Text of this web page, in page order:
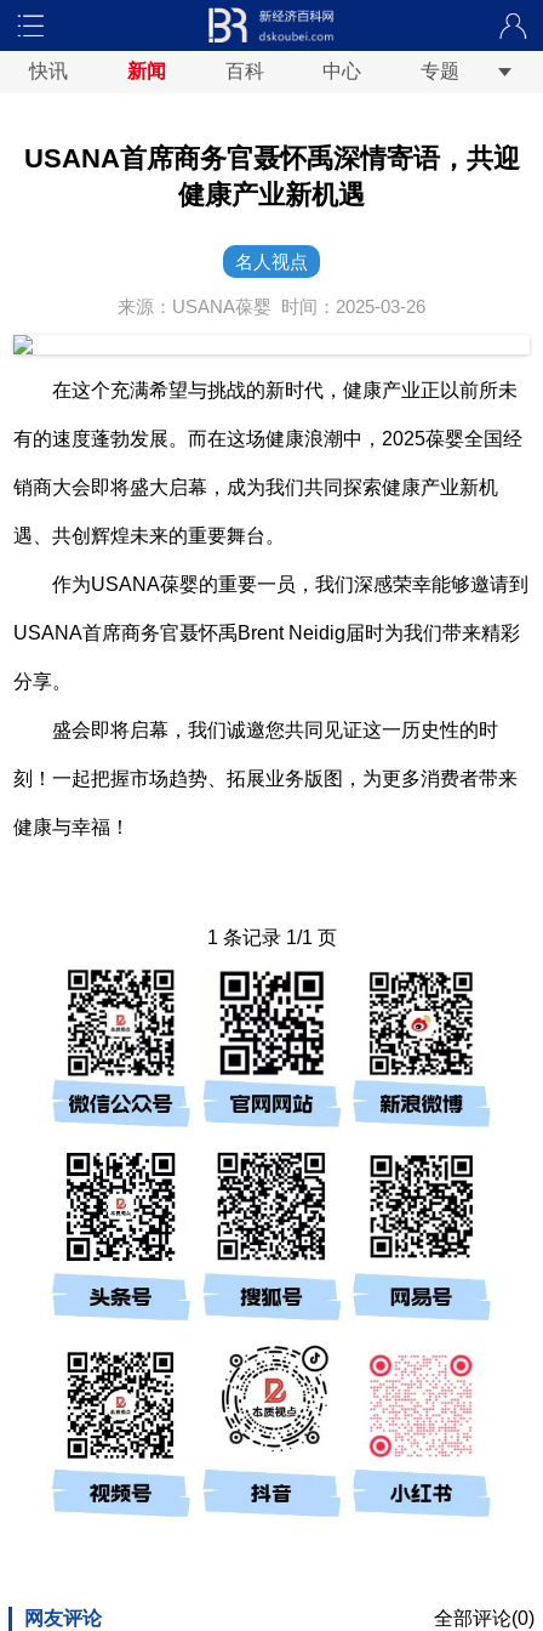
快讯 新闻 百科 中心 专题
USANA首席商务官聂怀禹深情寄语，共迎
健康产业新机遇
名人视点
来源：USANA葆婴 时间：2025-03-26
在这个充满希望与挑战的新时代，健康产业正以前所未
有的速度蓬勃发展。而在这场健康浪潮中，2025葆婴全国经
销商大会即将盛大启幕，成为我们共同探索健康产业新机
遇、共创辉煌未来的重要舞台。
作为USANA葆婴的重要一员，我们深感荣幸能够邀请到
USANA首席商务官聂怀禹Brent Neidig届时为我们带来精彩
分享。
盛会即将启幕，我们诚邀您共同见证这一历史性的时
刻！一起把握市场趋势、拓展业务版图，为更多消费者带来
健康与幸福！
1 条记录 1/1 页
网友评论 全部评论(0)